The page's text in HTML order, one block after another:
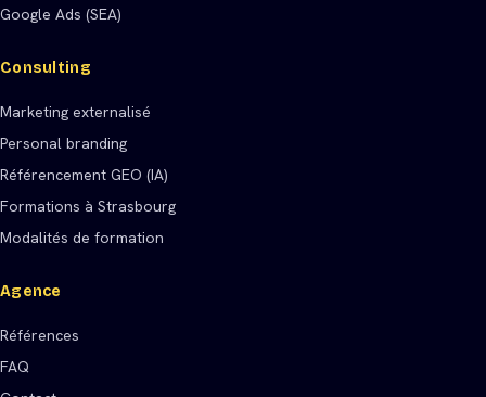
Google Ads (SEA)
Consulting
Marketing externalisé
Personal branding
Référencement GEO (IA)
Formations à Strasbourg
Modalités de formation
Agence
Références
FAQ